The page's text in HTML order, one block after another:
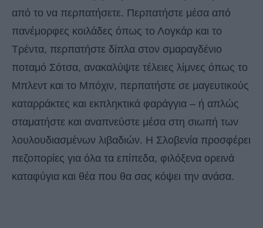
από το να περπατήσετε. Περπατήστε μέσα από
πανέμορφες κοιλάδες όπως το Λογκάρ και το
Τρέντα, περπατήστε δίπλα στον σμαραγδένιο
ποταμό Σότσα, ανακαλύψτε τέλειες λίμνες όπως το
Μπλεντ και το Μπόχιν, περπατήστε σε μαγευτικούς
καταρράκτες και εκπληκτικά φαράγγια – ή απλώς
σταματήστε και αναπνεύστε μέσα στη σιωπή των
λουλουδιασμένων λιβαδιών. Η Σλοβενία ​​προσφέρει
πεζοπορίες για όλα τα επίπεδα, φιλόξενα ορεινά
καταφύγια και θέα που θα σας κόψει την ανάσα.